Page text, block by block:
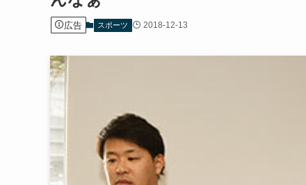
広告 スポーツ 2018-12-13